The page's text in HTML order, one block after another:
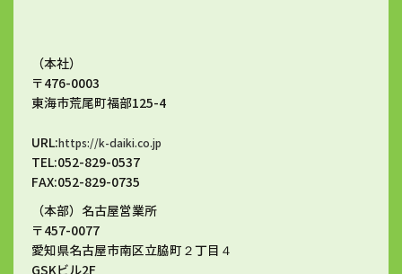
（本社）
〒476-0003
東海市荒尾町福部125-4
URL: https://k-daiki.co.jp
TEL:052-829-0537
FAX:052-829-0735
（本部）名古屋営業所
〒457-0077
愛知県名古屋市南区立脇町２丁目４
GSKビル2F